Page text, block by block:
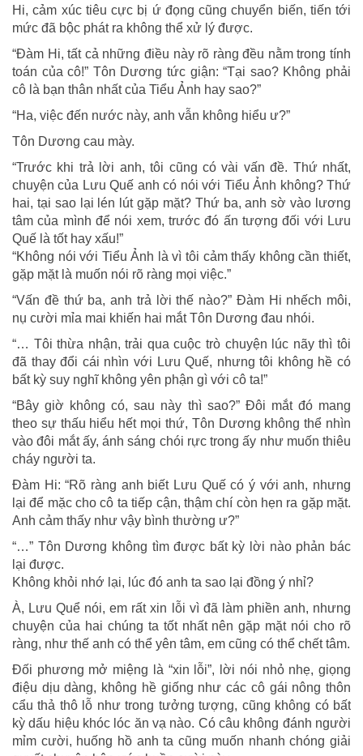
Hi, cảm xúc tiêu cực bị ứ đọng cũng chuyển biến, tiến tới
mức đã bộc phát ra không thể xử lý được.
“Đàm Hi, tất cả những điều này rõ ràng đều nằm trong tính
toán của cô!” Tôn Dương tức giận: “Tại sao? Không phải
cô là bạn thân nhất của Tiểu Ảnh hay sao?”
“Ha, việc đến nước này, anh vẫn không hiểu ư?”
Tôn Dương cau mày.
“Trước khi trả lời anh, tôi cũng có vài vấn đề. Thứ nhất,
chuyện của Lưu Quế anh có nói với Tiểu Ảnh không? Thứ
hai, tại sao lại lén lút gặp mặt? Thứ ba, anh sờ vào lương
tâm của mình để nói xem, trước đó ấn tượng đối với Lưu
Quế là tốt hay xấu!”
“Không nói với Tiểu Ảnh là vì tôi cảm thấy không cần thiết,
gặp mặt là muốn nói rõ ràng mọi việc.”
“Vấn đề thứ ba, anh trả lời thế nào?” Đàm Hi nhếch môi,
nụ cười mỉa mai khiến hai mắt Tôn Dương đau nhói.
“… Tôi thừa nhận, trải qua cuộc trò chuyện lúc nãy thì tôi
đã thay đổi cái nhìn với Lưu Quế, nhưng tôi không hề có
bất kỳ suy nghĩ không yên phận gì với cô ta!”
“Bây giờ không có, sau này thì sao?” Đôi mắt đó mang
theo sự thấu hiểu hết mọi thứ, Tôn Dương không thể nhìn
vào đôi mắt ấy, ánh sáng chói rực trong ấy như muốn thiêu
cháy người ta.
Đàm Hi: “Rõ ràng anh biết Lưu Quế có ý với anh, nhưng
lại để mặc cho cô ta tiếp cận, thậm chí còn hẹn ra gặp mặt.
Anh cảm thấy như vậy bình thường ư?”
“…” Tôn Dương không tìm được bất kỳ lời nào phản bác
lại được.
Không khỏi nhớ lại, lúc đó anh ta sao lại đồng ý nhỉ?
À, Lưu Quể nói, em rất xin lỗi vì đã làm phiền anh, nhưng
chuyện của hai chúng ta tốt nhất nên gặp mặt nói cho rõ
ràng, như thế anh có thể yên tâm, em cũng có thể chết tâm.
Đối phương mở miệng là “xin lỗi”, lời nói nhỏ nhẹ, giọng
điệu dịu dàng, không hề giống như các cô gái nông thôn
cẩu thả thô lỗ như trong tưởng tượng, cũng không có bất
kỳ dấu hiệu khóc lóc ăn vạ nào. Có câu không đánh người
mỉm cười, huống hồ anh ta cũng muốn nhanh chóng giải